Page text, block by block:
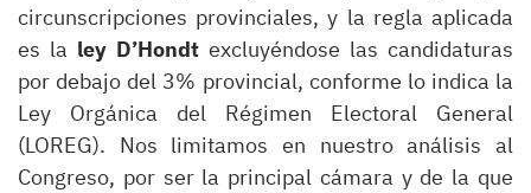
circunscripciones provinciales, y la regla aplicada
es la ley D’Hondt excluyéndose las candidaturas
por debajo del 3% provincial, conforme lo indica la
Ley Orgánica del Régimen Electoral General
(LOREG). Nos limitamos en nuestro análisis al
Congreso, por ser la principal cámara y de la que